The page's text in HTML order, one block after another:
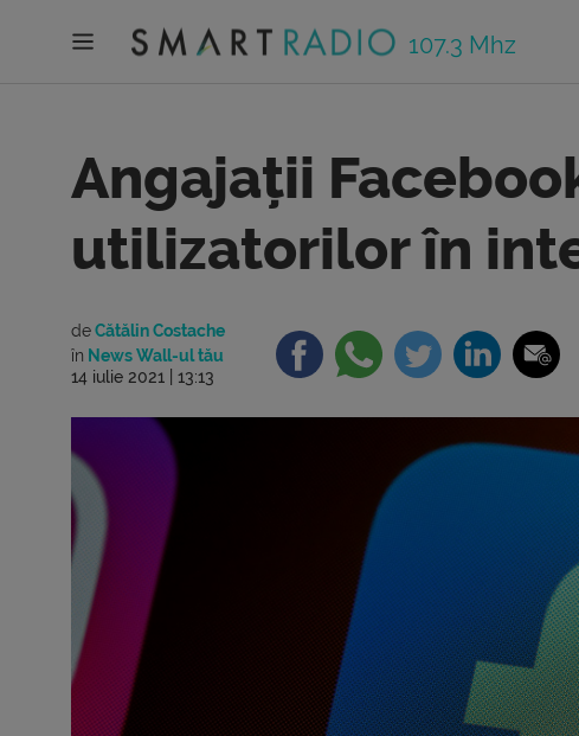
107.3 Mhz
Angajații
utilizatorilor în
deCătălin Costache
în News Wall-ul tău
14 iulie 2021 | 13:13